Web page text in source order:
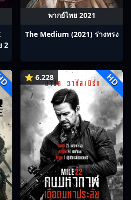
2
พากย์ไทย 2021
The Medium (2021) ร่างทรง
⭐ 6.228 HD